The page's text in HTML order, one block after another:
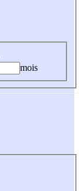
mois